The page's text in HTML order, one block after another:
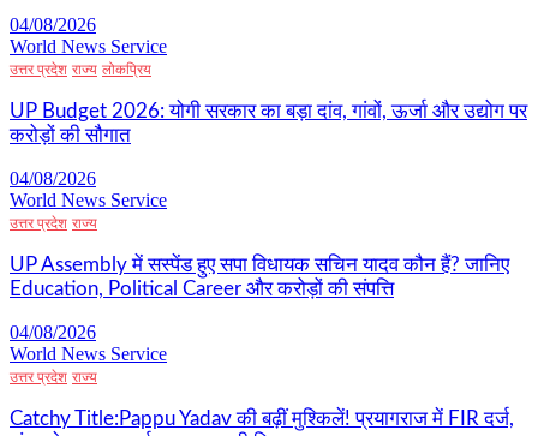
04/08/2026
World News Service
उत्तर प्रदेश राज्य लोकप्रिय
UP Budget 2026: योगी सरकार का बड़ा दांव, गांवों, ऊर्जा और उद्योग पर
करोड़ों की सौगात
04/08/2026
World News Service
उत्तर प्रदेश राज्य
UP Assembly में सस्पेंड हुए सपा विधायक सचिन यादव कौन हैं? जानिए
Education, Political Career और करोड़ों की संपत्ति
04/08/2026
World News Service
उत्तर प्रदेश राज्य
Catchy Title:Pappu Yadav की बढ़ीं मुश्किलें! प्रयागराज में FIR दर्ज,